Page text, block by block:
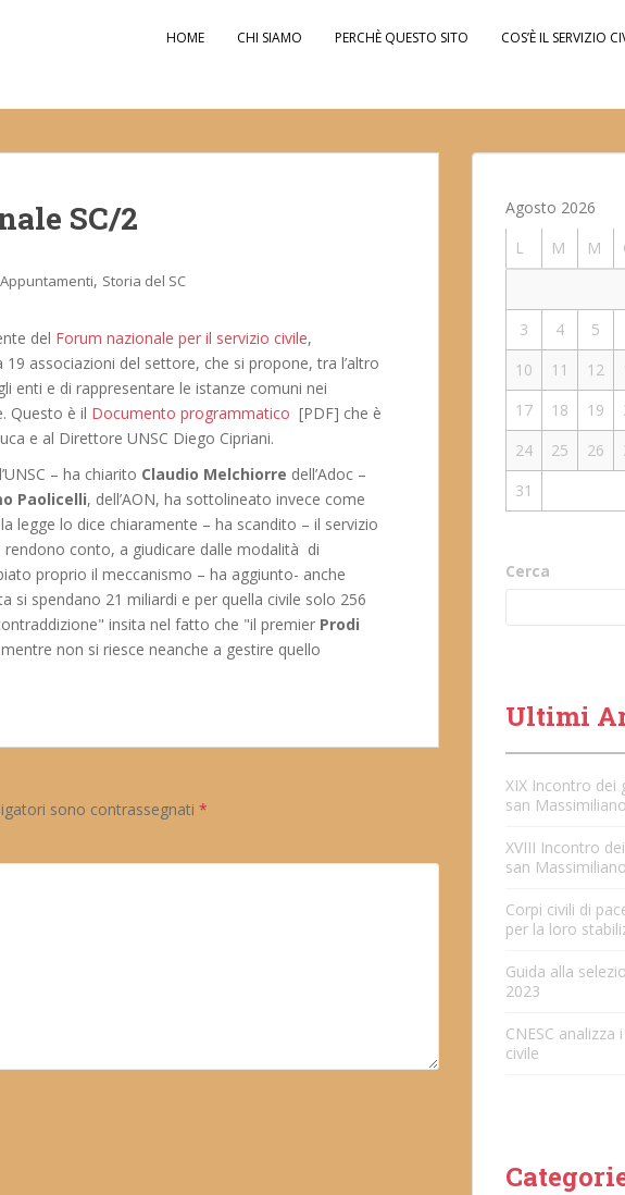
HOME CHI SIAMO PERCHÈ QUESTO SITO COS’È IL SERVIZIO
SC/2
Appuntamenti, Storia del SC
del Forum nazionale per il servizio civile,
associazioni del settore, che si propone, tra l’altro
enti e di rappresentare le istanze comuni nei
Questo è il Documento programmatico [PDF] che è
e al Direttore UNSC Diego Cipriani.
– ha chiarito Claudio Melchiorre dell’Adoc –
Paolicelli, dell’AON, ha sottolineato invece come
legge lo dice chiaramente – ha scandito – il servizio
rendono conto, a giudicare dalle modalità di
proprio il meccanismo – ha aggiunto- anche
si spendano 21 miliardi e per quella civile solo 256
insita nel fatto che "il premier Prodi
mentre non si riesce neanche a gestire quello
sono contrassegnati *
Agosto 2026
L
M M
3
4 5
10
11 12
17
18 19
24
25 26
31
Cerca
Ultimi
XIX Incontro dei
san Massimiliano
XVIII Incontro
san Massimiliano
Corpi civili di
per la loro
Guida alla
2023
CNESC
civile